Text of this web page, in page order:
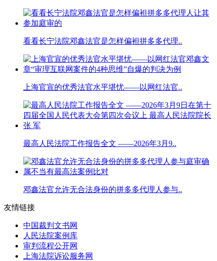
看看长宁法院邓鑫法官是怎样偏袒拼多多代理..
上海官宣的优秀法官水平堪忧——以网红法官..
最高人民法院工作报告全文 ——2026年3月9..
邓鑫法官允许无合法身份的拼多多代理人参与..
友情链接
中国裁判文书网
人民法院案例库
审判流程公开网
上海法院诉讼服务网